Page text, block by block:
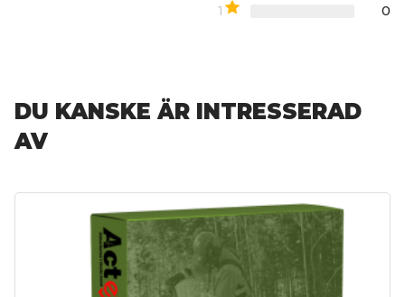
1 0
DU KANSKE ÄR INTRESSERAD
AV